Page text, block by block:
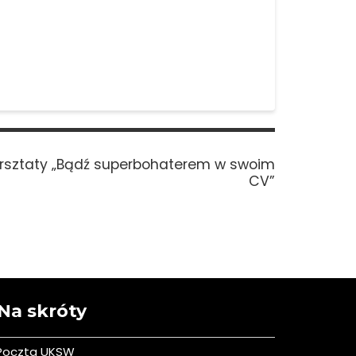
„Bądź superbohaterem w swoim
CV”
skróty
UKSW